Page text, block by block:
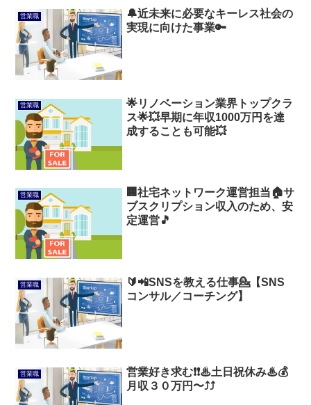
営業職
🔔近未来に必要なキーレス社会の
実現に向けた事業🔑
営業職
🌟リノベーション業界トップクラ
ス🌟💥早期に年収1000万円を達
成することも可能💥
営業職
🏢社宅ネットワーク運営担当🏠️サ
ブスクリプション収入のため、安
定運営🎵
営業職
🔰📲SNSを教える仕事💁【SNS
コンサル／コーチング】
営業職
営業好き求む❗❗♨土日祝休み♨💰
月収３０万円〜⤴⤴